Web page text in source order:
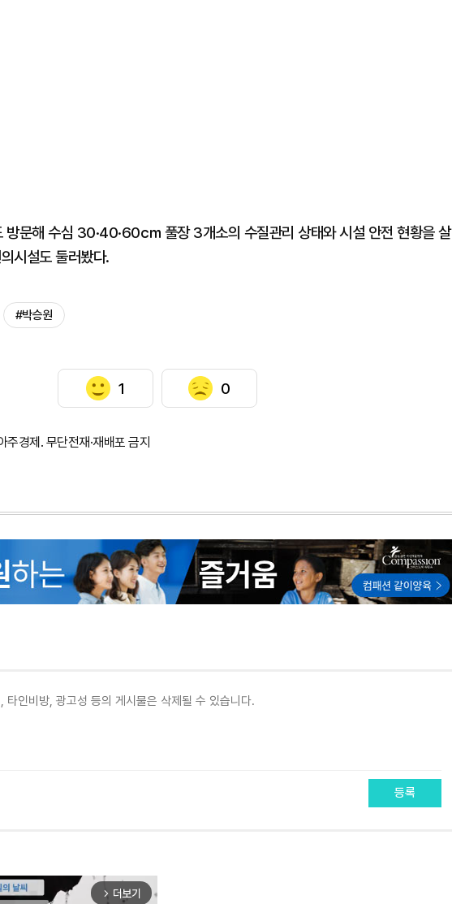
방문해 수심 30·40·60㎝ 풀장 3개소의 수질관리 상태와 시설 안전 현황을 살
시설도 둘러봤다.
#박승원
1 0
경제. 무단전재·재배포 금지
등록
arrow_forward_ios 더보기